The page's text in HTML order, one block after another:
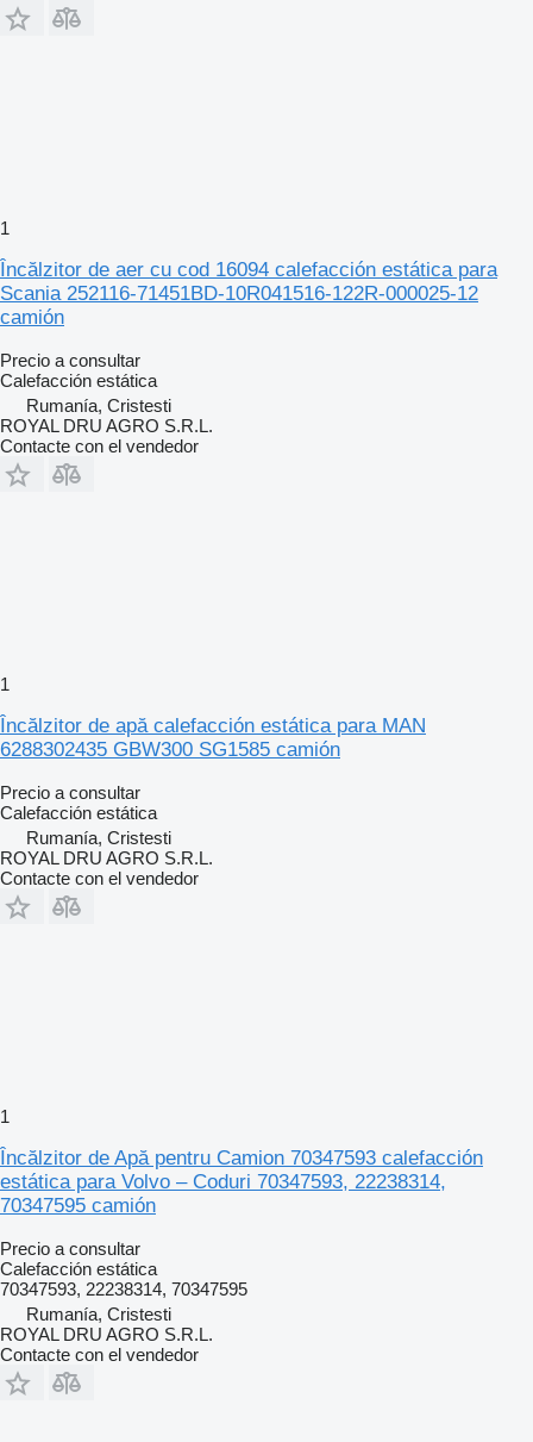
1
Încălzitor de aer cu cod 16094 calefacción estática para
Scania 252116-71451BD-10R041516-122R-000025-12
camión
Precio a consultar
Calefacción estática
Rumanía, Cristesti
ROYAL DRU AGRO S.R.L.
Contacte con el vendedor
1
Încălzitor de apă calefacción estática para MAN
6288302435 GBW300 SG1585 camión
Precio a consultar
Calefacción estática
Rumanía, Cristesti
ROYAL DRU AGRO S.R.L.
Contacte con el vendedor
1
Încălzitor de Apă pentru Camion 70347593 calefacción
estática para Volvo – Coduri 70347593, 22238314,
70347595 camión
Precio a consultar
Calefacción estática
70347593, 22238314, 70347595
Rumanía, Cristesti
ROYAL DRU AGRO S.R.L.
Contacte con el vendedor